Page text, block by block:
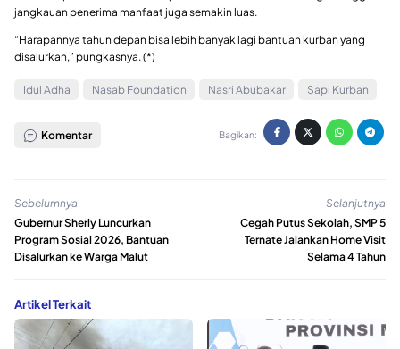
jangkauan penerima manfaat juga semakin luas.
“Harapannya tahun depan bisa lebih banyak lagi bantuan kurban yang
disalurkan,” pungkasnya. (*)
Idul Adha Nasab Foundation Nasri Abubakar Sapi Kurban
Komentar Bagikan:
Sebelumnya
Gubernur Sherly Luncurkan
Program Sosial 2026, Bantuan
Disalurkan ke Warga Malut
Selanjutnya
Cegah Putus Sekolah, SMP 5
Ternate Jalankan Home Visit
Selama 4 Tahun
Artikel Terkait